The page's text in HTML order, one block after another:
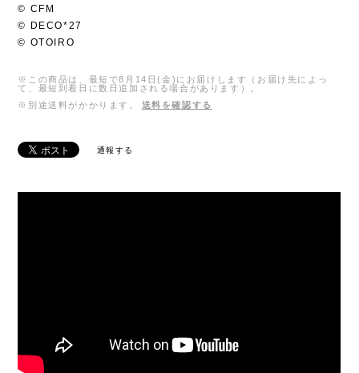
© CFM
© DECO*27
© OTOIRO
※この商品は、最短で8月14日(金)にお届けします（お届け先によっ
て、最短到着日に数日追加される場合があります）。
※別途送料がかかります。
送料を確認する
通報する